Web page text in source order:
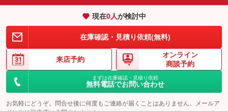
：装備なし
：装備なし
現在0人が検討中
在庫確認・見積り依頼(無料)
来店予約
オンライン
商談予約
まずは在庫確認・見積り依頼
無料電話でお問い合わせ
お気軽にどうぞ。問合せ後に何度もご連絡が届くことはありません。メールア